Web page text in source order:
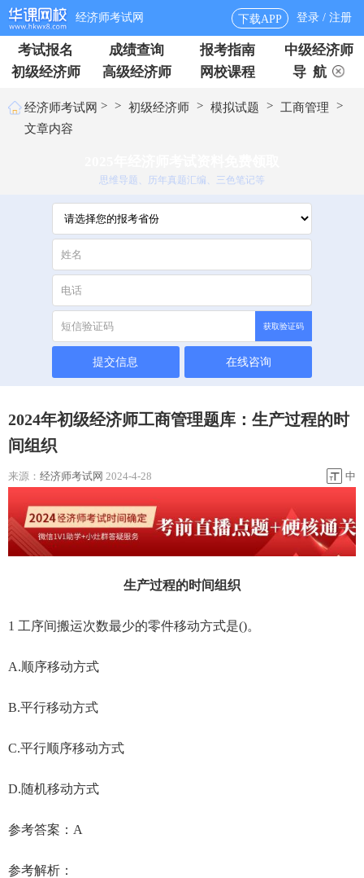
经济师考试网 下载APP 登录 / 注册
考试报名 成绩查询 报考指南
中级经济师
初级经济师
高级经济师 网校课程 导 航
经济师考试网 > > 初级经济师 > 模拟试题 > 工商管理
>
文章内容
思维导题、历年真题汇编、三色笔记等
获取验证码
提交信息 在线咨询
2024年初级经济师工商管理题库：生产过程的时
间组织
来源： 经济师考试网 2024-4-28 中
生产过程的时间组织
1 工序间搬运次数最少的零件移动方式是()。
A.顺序移动方式
B.平行移动方式
C.平行顺序移动方式
D.随机移动方式
参考答案：A
参考解析：